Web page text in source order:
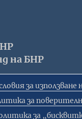
на БНР
за използване
за
за